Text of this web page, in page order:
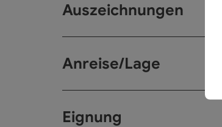
Auszeichnungen
Anreise/Lage
Eignung